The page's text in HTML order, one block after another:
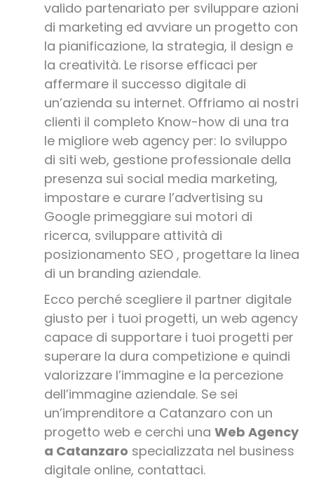
valido partenariato per sviluppare azioni
di marketing ed avviare un progetto con
la pianificazione, la strategia, il design e
la creatività. Le risorse efficaci per
affermare il successo digitale di
un’azienda su internet. Offriamo ai nostri
clienti il completo Know-how di una tra
le migliore web agency per: lo sviluppo
di siti web, gestione professionale della
presenza sui social media marketing,
impostare e curare l’advertising su
Google primeggiare sui motori di
ricerca, sviluppare attività di
posizionamento SEO , progettare la linea
di un branding aziendale.
Ecco perché scegliere il partner digitale
giusto per i tuoi progetti, un web agency
capace di supportare i tuoi progetti per
superare la dura competizione e quindi
valorizzare l’immagine e la percezione
dell’immagine aziendale. Se sei
un’imprenditore a Catanzaro con un
progetto web e cerchi una Web Agency
a Catanzaro specializzata nel business
digitale online, contattaci.